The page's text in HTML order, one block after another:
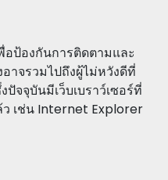
อป้องกันการติดตามและ
าจรวมไปถึงผู้ไม่หวังดีที่
จจุบันมีเว็บเบราว์เซอร์ที่
ว เช่น Internet Explorer